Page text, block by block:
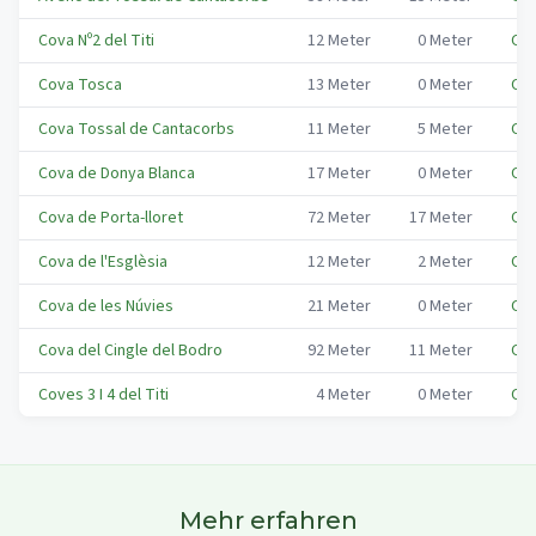
Cova Nº2 del Titi
12Meter 0Meter
Cova Tosca
13 Meter 0Meter
Cova Tossal de Cantacorbs
11 Meter 5 Meter
Cova de Donya Blanca
17Meter 0Meter
Cova de Porta-lloret
72Meter 17Meter
Cova de l'Esglèsia
12Meter 2Meter
Cova de les Núvies
21 Meter 0Meter
Cova del Cingle del Bodro
92Meter 11 Meter
Coves 3 I 4 del Titi
4Meter 0Meter
Mehr erfahren